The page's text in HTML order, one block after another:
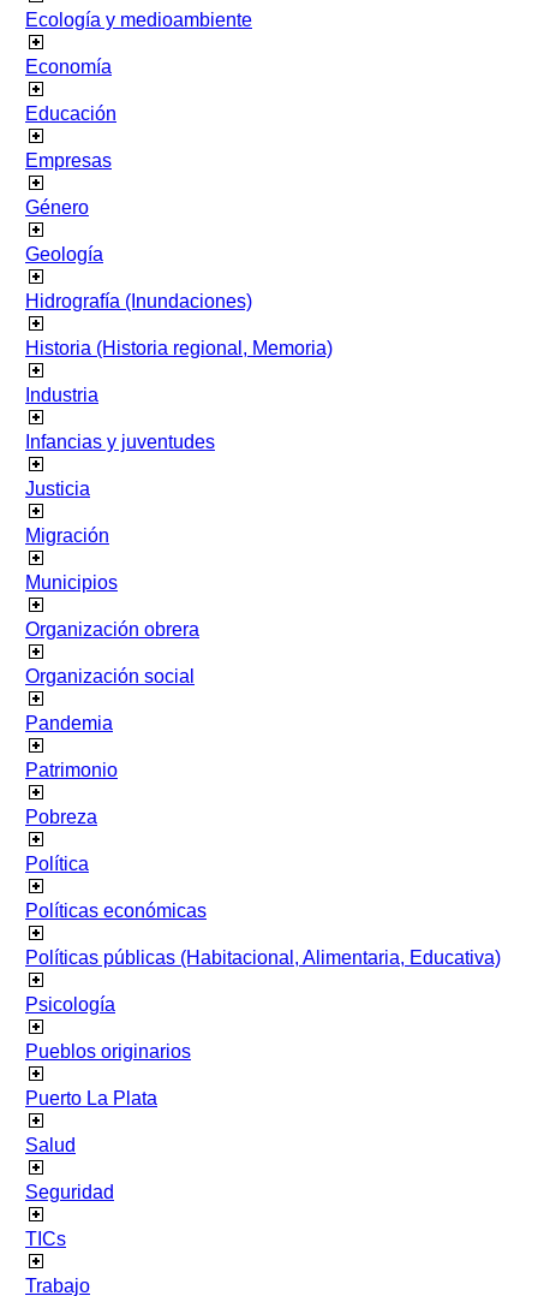
Ecología y medioambiente
Economía
Educación
Empresas
Género
Geología
Hidrografía (Inundaciones)
Historia (Historia regional, Memoria)
Industria
Infancias y juventudes
Justicia
Migración
Municipios
Organización obrera
Organización social
Pandemia
Patrimonio
Pobreza
Política
Políticas económicas
Políticas públicas (Habitacional, Alimentaria, Educativa)
Psicología
Pueblos originarios
Puerto La Plata
Salud
Seguridad
TICs
Trabajo